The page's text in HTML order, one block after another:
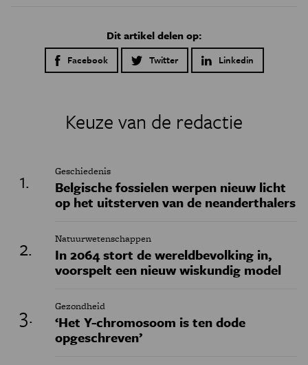
Dit artikel delen op:
Facebook Twitter Linkedin
Keuze van de redactie
Geschiedenis
Belgische fossielen werpen nieuw licht
op het uitsterven van de neanderthalers
Natuurwetenschappen
In 2064 stort de wereldbevolking in,
voorspelt een nieuw wiskundig model
Gezondheid
‘Het Y-chromosoom is ten dode
opgeschreven’